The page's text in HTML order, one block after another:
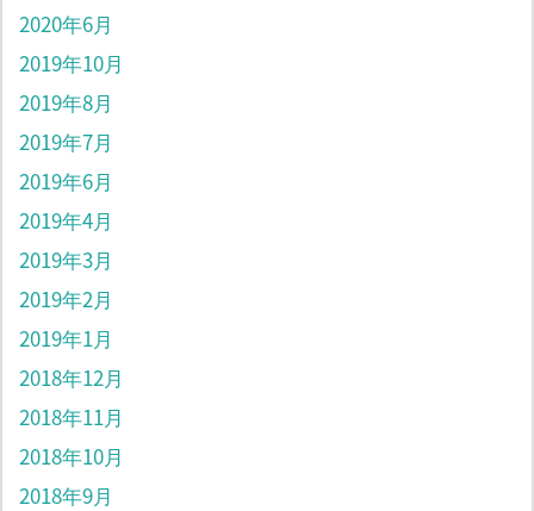
2020年6月
2019年10月
2019年8月
2019年7月
2019年6月
2019年4月
2019年3月
2019年2月
2019年1月
2018年12月
2018年11月
2018年10月
2018年9月